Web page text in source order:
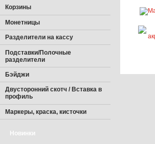
Корзины
Монетницы
Разделители на кассу
Подставки/Полочные
разделители
Бэйджи
Двусторонний скотч / Вставка в
профиль
Маркеры, краска, кисточки
Новинки